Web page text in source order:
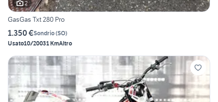
2
GasGas Txt 280 Pro
1.350 €Sondrio(SO)
Usato10/20031 KmAltro